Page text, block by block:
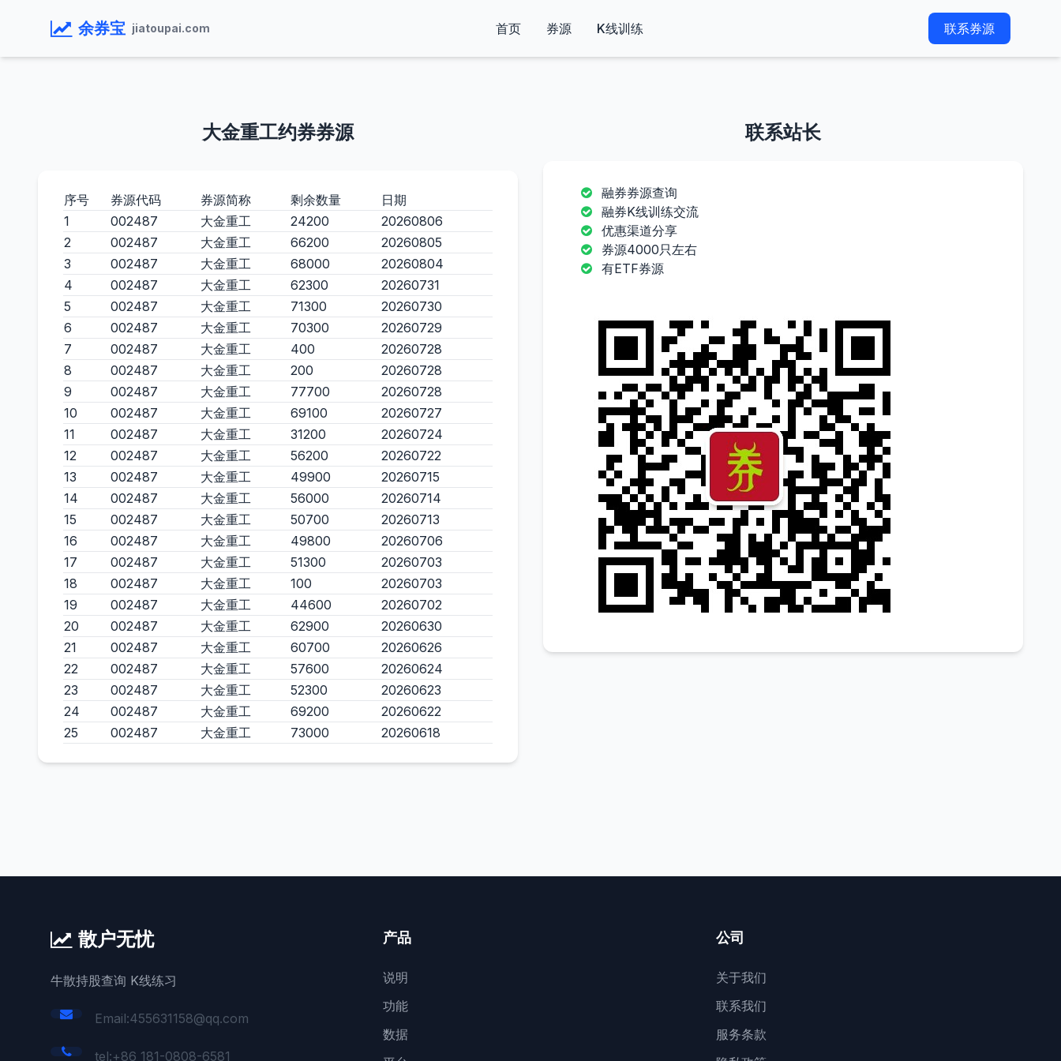
余券宝 jiatoupai.com 首页 券源 K线训练 联系券源
大金重工约券券源
序号 券源代码 券源简称 剩余数量
日期
1
002487 大金重工 24200
20260806
2
002487 大金重工 66200
20260805
3
002487 大金重工 68000
20260804
4
002487 大金重工 62300
20260731
5
002487 大金重工 71300
20260730
6
002487 大金重工 70300
20260729
7
002487 大金重工 400
20260728
8
002487 大金重工 200
20260728
9
002487 大金重工 77700
20260728
10
002487 大金重工 69100
20260727
11
002487 大金重工 31200
20260724
12
002487 大金重工 56200
20260722
13
002487 大金重工 49900
20260715
14
002487 大金重工 56000
20260714
15
002487 大金重工 50700
20260713
16
002487 大金重工 49800
20260706
17
002487 大金重工 51300
20260703
18
002487 大金重工 100
20260703
19
002487 大金重工 44600
20260702
20
002487 大金重工 62900
20260630
21
002487 大金重工 60700
20260626
22
002487 大金重工 57600
20260624
23
002487 大金重工 52300
20260623
24
002487 大金重工 69200
20260622
25
002487 大金重工 73000 20260618
联系站长
融券券源查询
融券K线训练交流
优惠渠道分享
券源4000只左右
有ETF券源
散户无忧
牛散持股查询 K线练习
Email:455631158@qq.com
tel:+86 181-0808-6581
产品
说明
功能
数据
公司
关于我们
联系我们
服务条款